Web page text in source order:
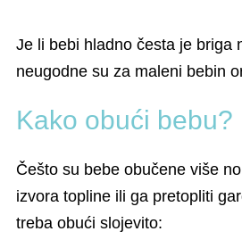
Je li bebi hladno česta je briga
neugodne su za maleni bebin
Kako obući bebu?
Češto su bebe obučene više
izvora topline ili ga pretopliti
treba obući slojevito: